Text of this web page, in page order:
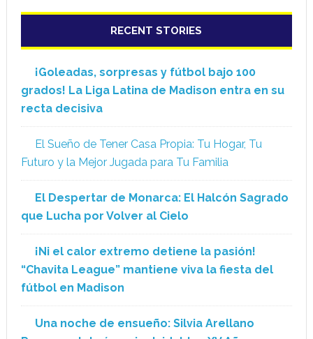
RECENT STORIES
¡Goleadas, sorpresas y fútbol bajo 100
grados! La Liga Latina de Madison entra en su
recta decisiva
El Sueño de Tener Casa Propia: Tu Hogar, Tu
Futuro y la Mejor Jugada para Tu Familia
El Despertar de Monarca: El Halcón Sagrado
que Lucha por Volver al Cielo
¡Ni el calor extremo detiene la pasión!
“Chavita League” mantiene viva la fiesta del
fútbol en Madison
Una noche de ensueño: Silvia Arellano